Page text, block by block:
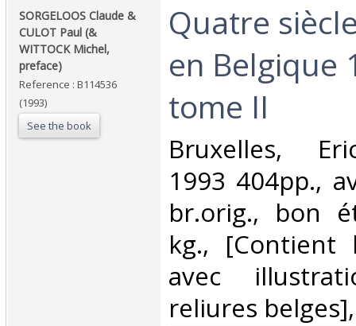
‎SORGELOOS Claude &
CULOT Paul (&
WITTOCK Michel,
preface)‎
Reference : B114536
(1993)
See the book
‎Quatre
en Belgique
tome II‎
‎Bruxelles,
1993 404pp.,
br.orig., bon
kg., [Contient
avec
reliures